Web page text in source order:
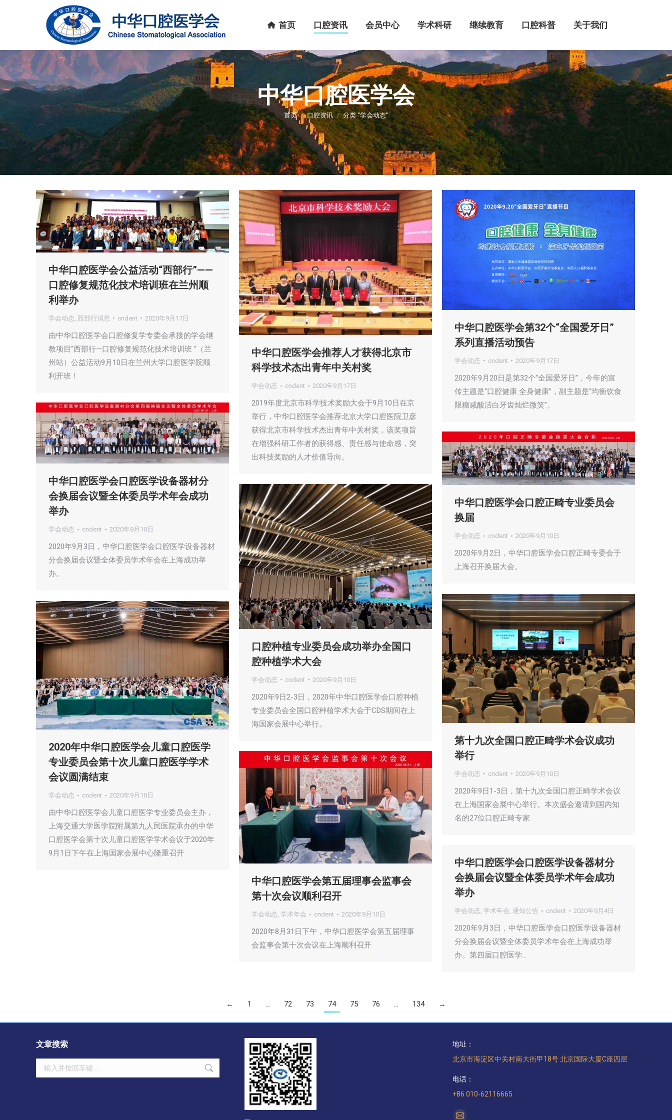
首页 口腔资讯 会员中心 学术科研 继续教育 口腔科普 关于我们
中华口腔医学会
您在这里：
首页 口腔资讯 分类 "学会动态"
中华口腔医学会公益活动“西部行”——
口腔修复规范化技术培训班在兰州顺
利举办
学会动态 西部行消息 cndent 2020年9月17日
由中华口腔医学会口腔修复学专委会承接的学会继
教项目“西部行—口腔修复规范化技术培训班 “（兰
州站）公益活动9月10日在兰州大学口腔医学院顺
利开班！
中华口腔医学会推荐人才获得北京市
科学技术杰出青年中关村奖
学会动态 cndent 2020年9月17日
2019年度北京市科学技术奖励大会于9月10日在京
举行，中华口腔医学会推荐北京大学口腔医院卫彦
获得北京市科学技术杰出青年中关村奖，该奖项旨
在增强科研工作者的获得感、责任感与使命感，突
出科技奖励的人才价值导向。
中华口腔医学会第32个“全国爱牙日”
系列直播活动预告
学会动态 cndent 2020年9月17日
2020年9月20日是第32个“全国爱牙日”，今年的宣
传主题是“口腔健康 全身健康”，副主题是“均衡饮食
限糖减酸洁白牙齿灿烂微笑”。
中华口腔医学会口腔医学设备器材分
会换届会议暨全体委员学术年会成功
举办
学会动态 cndent 2020年9月10日
2020年9月3日，中华口腔医学会口腔医学设备器材
分会换届会议暨全体委员学术年会在上海成功举
办。
中华口腔医学会口腔正畸专业委员会
换届
学会动态 cndent 2020年9月10日
2020年9月2日，中华口腔医学会口腔正畸专委会于
上海召开换届大会。
口腔种植专业委员会成功举办全国口
腔种植学术大会
学会动态 cndent 2020年9月10日
2020年9日2-3日，2020年中华口腔医学会口腔种植
专业委员会全国口腔种植学术大会于CDS期间在上
海国家会展中心举行。
第十九次全国口腔正畸学术会议成功
举行
学会动态 cndent 2020年9月10日
2020年9日1-3日，第十九次全国口腔正畸学术会议
在上海国家会展中心举行。本次盛会邀请到国内知
名的27位口腔正畸专家
2020年中华口腔医学会儿童口腔医学
专业委员会第十次儿童口腔医学学术
会议圆满结束
学会动态 cndent 2020年9月10日
由中华口腔医学会儿童口腔医学专业委员会主办，
上海交通大学医学院附属第九人民医院承办的中华
口腔医学会第十次儿童口腔医学学术会议于2020年
9月1日下午在上海国家会展中心隆重召开
中华口腔医学会第五届理事会监事会
第十次会议顺利召开
学会动态, 学术年会 cndent 2020年9月10日
2020年8月31日下午，中华口腔医学会第五届理事
会监事会第十次会议在上海顺利召开
中华口腔医学会口腔医学设备器材分
会换届会议暨全体委员学术年会成功
举办
学会动态, 学术年会, 通知公告 cndent 2020年9月4日
2020年9月3日，中华口腔医学会口腔医学设备器材
分会换届会议暨全体委员学术年会在上海成功举
办。第四届口腔医学…
← 1 … 72 73 74 75 76 … 134 →
文章搜索
Search:
地址：
北京市海淀区中关村南大街甲18号 北京国际大厦C座四层
电话：
+86 010-62116665
找到我们：